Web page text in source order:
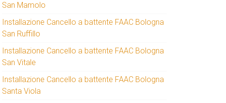
San Mamolo
Installazione Cancello a battente FAAC Bologna
San Ruffillo
Installazione Cancello a battente FAAC Bologna
San Vitale
Installazione Cancello a battente FAAC Bologna
Santa Viola